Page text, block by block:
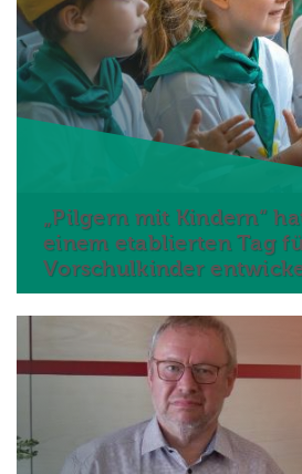
„Pilgern mit Kindern“
einem etablierten Tag
Vorschulkinder